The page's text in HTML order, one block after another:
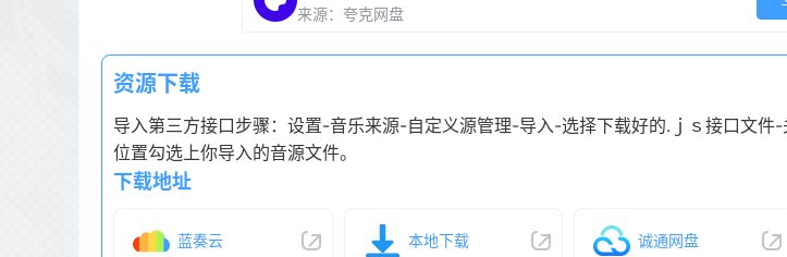
来源：夸克网盘
资源下载
导入第三方接口步骤：设置-音乐来源-自定义源管理-导入-选择下载好的.ｊｓ接口文件-
位置勾选上你导入的音源文件。
下载地址
蓝奏云 本地下载 诚通网盘